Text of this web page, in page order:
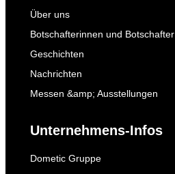
Über uns
Botschafterinnen und Botschafter
Geschichten
Nachrichten
Messen &amp; Ausstellungen
Unternehmens-Infos
Dometic Gruppe